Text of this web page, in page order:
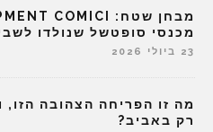
מכנסי סופטשל שנולדו
23 ביולי 2026
מה זו הפריחה הצהובה
רק באביב?